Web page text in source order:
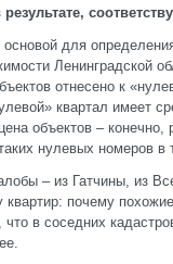
для
Ленинградской
отнесено к
квартал имеет
объектов –
нулевых номеров в
– из Гатчины, из
почему
в соседних